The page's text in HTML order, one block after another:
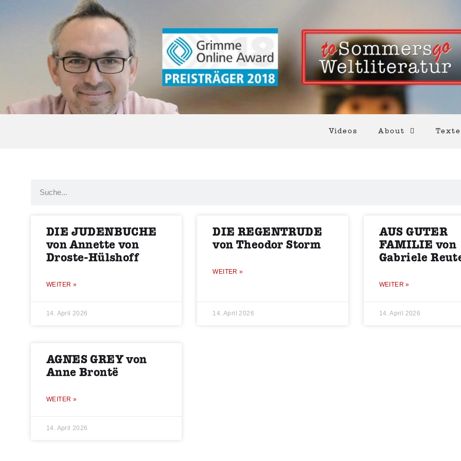
Videos About Texte
DIE JUDENBUCHE
von Annette von
Droste-Hülshoff
WEITER »
14. April 2026
DIE REGENTRUDE
von Theodor Storm
WEITER »
14. April 2026
AUS GUTER
FAMILIE von
Gabriele
WEITER »
14. April 2026
AGNES GREY von
Anne Brontë
WEITER »
14. April 2026